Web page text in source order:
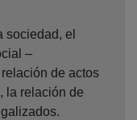
sociedad, el
–
de actos
la relación de